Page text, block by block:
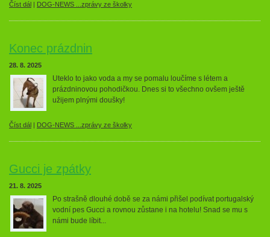
Číst dál | DOG-NEWS ...zprávy ze školky
Konec prázdnin
28. 8. 2025
Uteklo to jako voda a my se pomalu loučíme s létem a
prázdninovou pohodičkou. Dnes si to všechno ovšem ještě
užijem plnými doušky!
Číst dál | DOG-NEWS ...zprávy ze školky
Gucci je zpátky
21. 8. 2025
Po strašně dlouhé době se za námi přišel podívat portugalský
vodní pes Gucci a rovnou zůstane i na hotelu! Snad se mu s
námi bude líbit...